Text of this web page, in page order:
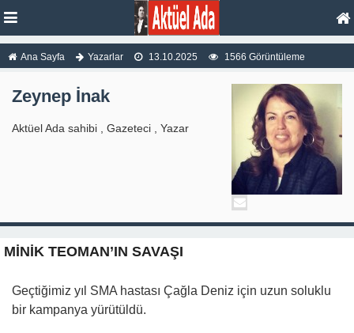
Ana Sayfa Yazarlar 13.10.2025 1566 Görüntüleme
Zeynep İnak
Aktüel Ada sahibi , Gazeteci , Yazar
MİNİK TEOMAN’IN SAVAŞI
Geçtiğimiz yıl SMA hastası Çağla Deniz için uzun soluklu
bir kampanya yürütüldü.